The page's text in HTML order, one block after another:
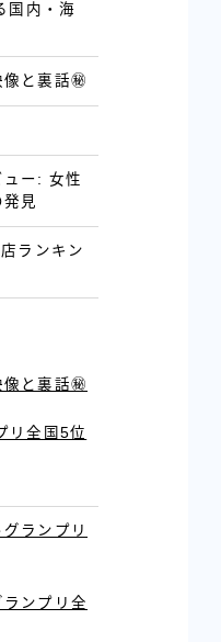
国内・海
と裏話㊙
ュー: 女性
見
ランキン
と裏話㊙
リ全国5位
ランプリ
ンプリ全